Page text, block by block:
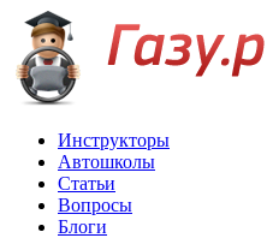
Инструкторы
Автошколы
Статьи
Вопросы
Блоги